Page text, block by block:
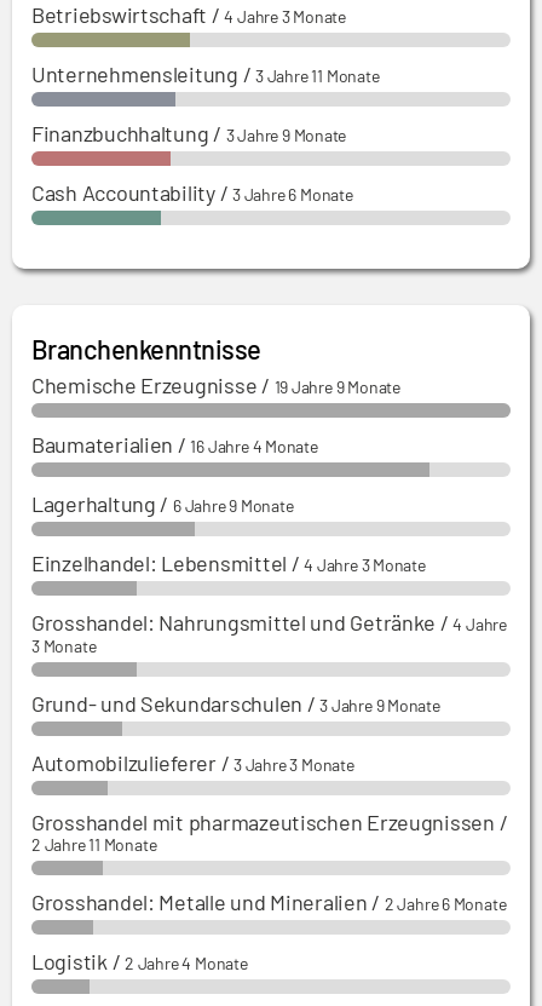
Betriebswirtschaft /4 Jahre 3 Monate
Unternehmensleitung /3 Jahre 11 Monate
Finanzbuchhaltung / 3 Jahre 9 Monate
Cash Accountability/3 Jahre 6 Monate
Branchenkenntnisse
Chemische Erzeugnisse / 19 Jahre 9 Monate
Baumaterialien /16 Jahre 4 Monate
Lagerhaltung / 6 Jahre 9 Monate
Einzelhandel: Lebensmittel /4 Jahre 3 Monate
Grosshandel: Nahrungsmittel und Getränke /4 Jahre
3 Monate
Grund- und Sekundarschulen /3 Jahre 9 Monate
Automobilzulieferer/3 Jahre 3 Monate
Grosshandel mit pharmazeutischen Erzeugnissen /
2 Jahre 11 Monate
Grosshandel: Metalle und Mineralien / 2 Jahre 6 Monate
Logistik /2 Jahre 4 Monate